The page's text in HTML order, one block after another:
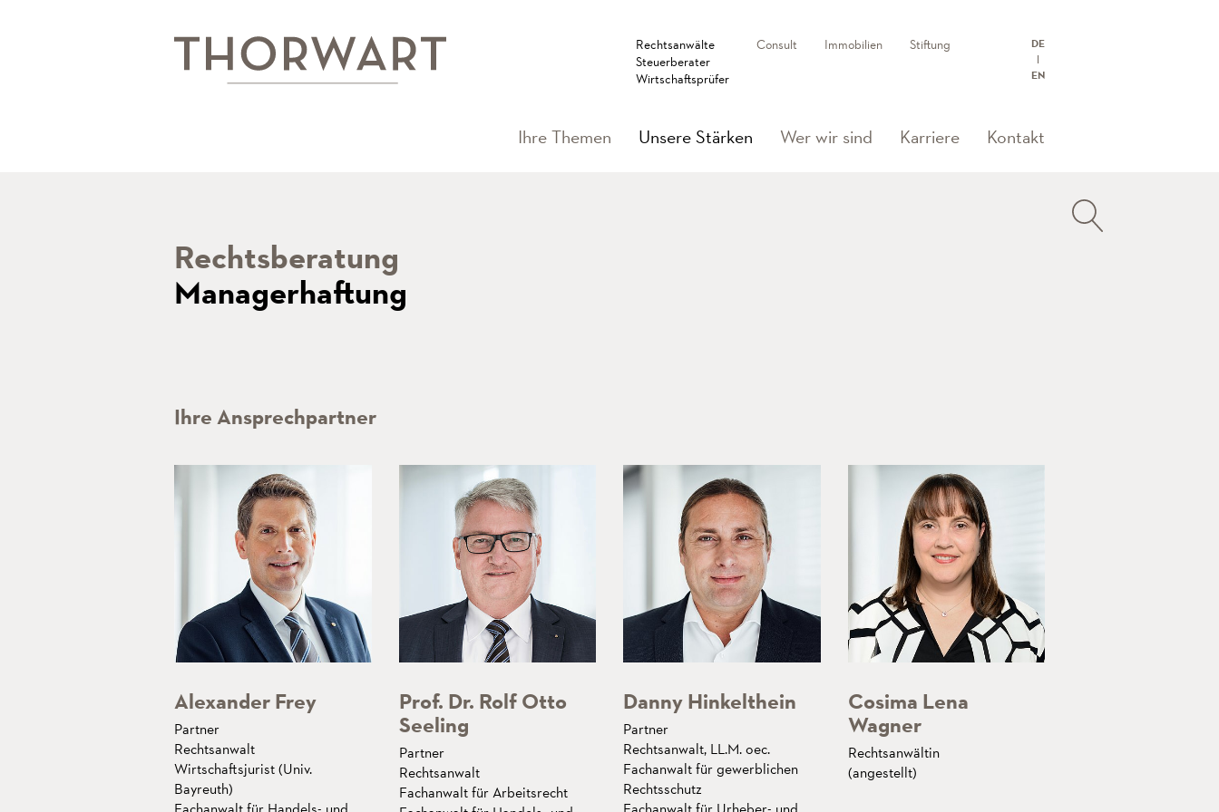
Rechtsanwälte
Steuerberater
Wirtschaftsprüfer
Consult Immobilien Stiftung DE
EN
Ihre Themen Unsere Stärken (current)
Wer wir sind Karriere Kontakt
Rechtsberatung
Managerhaftung
Ihre Ansprechpartner
Alexander Frey
Partner
Rechtsanwalt
Wirtschaftsjurist (Univ.
Bayreuth)
Prof. Dr. Rolf Otto
Seeling
Partner
Rechtsanwalt
Fachanwalt für Arbeitsrecht
Danny Hinkelthein
Partner
Rechtsanwalt, LL.M. oec.
Fachanwalt für gewerblichen
Rechtsschutz
Cosima Lena
Wagner
Rechtsanwältin
(angestellt)